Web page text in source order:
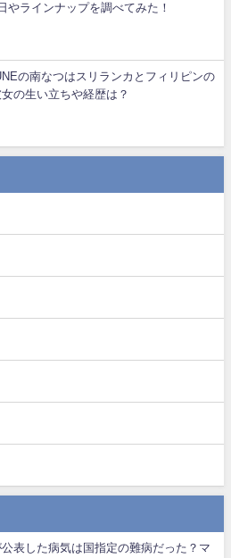
やラインナップを調べてみた！
の南なつはスリランカとフィリピンの
の生い立ちや経歴は？
表した病気は国指定の難病だった？マ